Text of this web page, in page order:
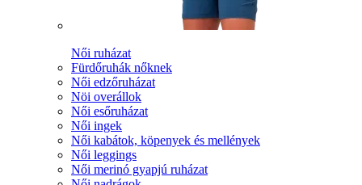
Női ruházat
Fürdőruhák nőknek
Női edzőruházat
Nöi overállok
Női esőruházat
Női ingek
Női kabátok, köpenyek és mellények
Női leggings
Női merinó gyapjú ruházat